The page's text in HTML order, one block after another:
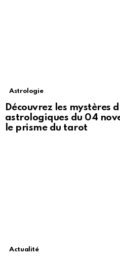
Astrologie
Découvrez les mystères
astrologiques du 04
le prisme du tarot
Actualité